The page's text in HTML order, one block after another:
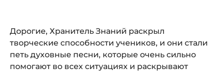
Дорогие, Хранитель Знаний раскрыл
творческие способности учеников, и они стали
петь духовные песни, которые очень сильно
помогают во всех ситуациях и раскрывают